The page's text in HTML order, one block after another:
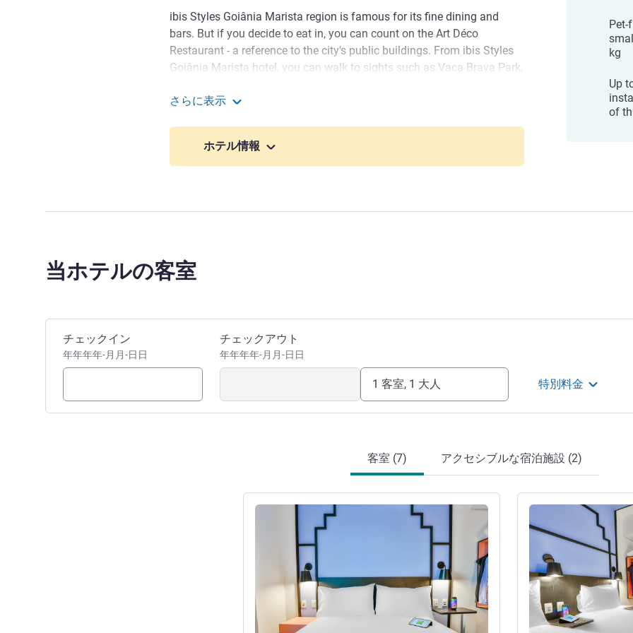
ibis Styles Goiânia Marista region is famous for its fine dining and
bars. But if you decide to eat in, you can count on the Art Déco
Restaurant - a reference to the city's public buildings. From ibis Styles
Goiânia Marista hotel, you can walk to sights such as Vaca Brava Park,
Goiânia also offers many options of museums and fairs.
ibis Styles Goiânia Marista is perfect for business or leisure. Located
amid the city's renowned bars and restaurants and just 750 metres
from Bougainville Mall, the hotel boasts a prime location.
guests a unique stay at an affordable hotel with a modern design and
さらに表示
ホテル情報
Pet-
kg
Up
of
当ホテルの客室
このホテルを予約
チェックイン
年年年年-月月-日日
チェックアウト
年年年年-月月-日日
1 客室, 1 大人 特別料金
客室 (7) アクセシブルな宿泊施設 (2)
詳細を表示 詳細を表示